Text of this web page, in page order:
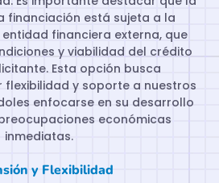
financiación está sujeta a la
financiera externa, que
y viabilidad del crédito
Esta opción busca
y soporte a nuestros
enfocarse en su desarrollo
económicas
inmediatas.
y Flexibilidad